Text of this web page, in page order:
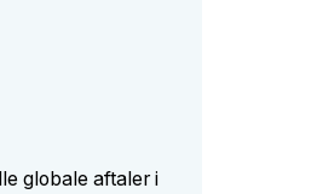
globale aftaler i